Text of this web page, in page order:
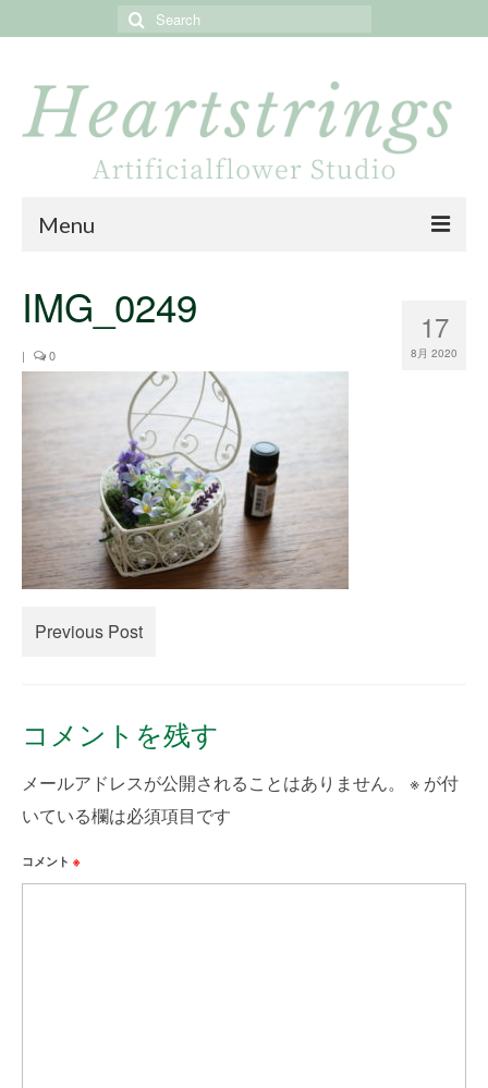
Search
Menu
About
Portfolio
Online store
Online shop
creema
minne
How to Order
Contact Us
17
8月 2020
IMG_0249
| 0
Previous Post
コメントを残す
メールアドレスが公開されることはありません。 ※ が付
いている欄は必須項目です
コメント ※